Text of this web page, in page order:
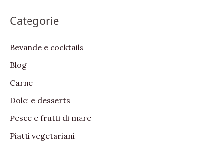
r
h
f
o
r
:
Categorie
Bevande e cocktails
Blog
Carne
Dolci e desserts
Pesce e frutti di mare
Piatti vegetariani